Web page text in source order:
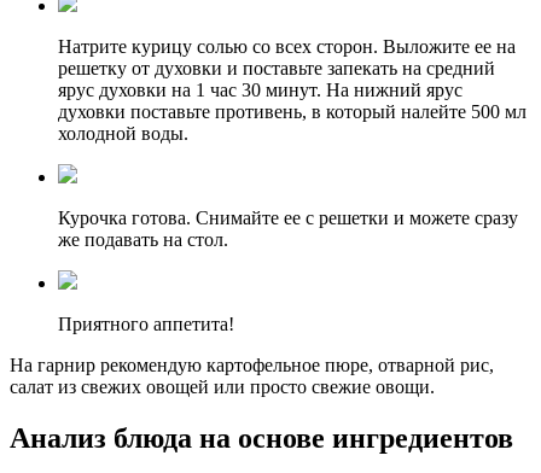
Натрите курицу солью со всех сторон. Выложите ее на
решетку от духовки и поставьте запекать на средний
ярус духовки на 1 час 30 минут. На нижний ярус
духовки поставьте противень, в который налейте 500 мл
холодной воды.
Курочка готова. Снимайте ее с решетки и можете сразу
же подавать на стол.
Приятного аппетита!
На гарнир рекомендую картофельное пюре, отварной рис,
салат из свежих овощей или просто свежие овощи.
Анализ блюда на основе ингредиентов